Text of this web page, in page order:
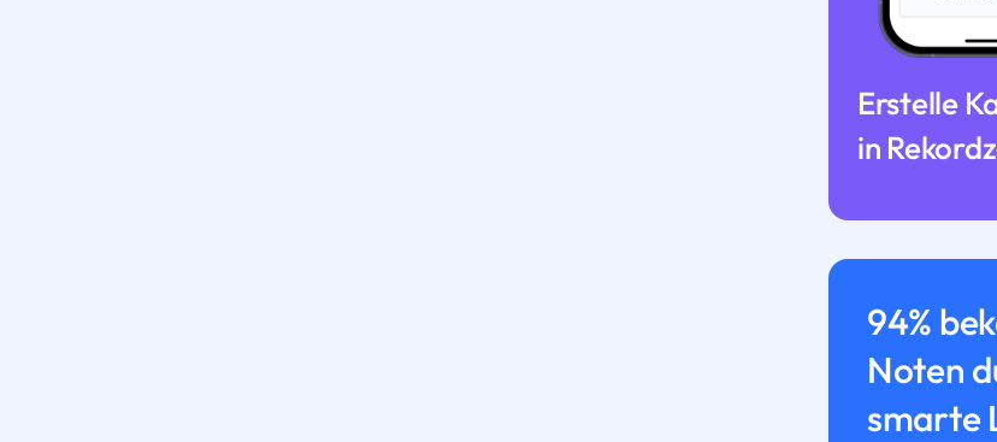
Erstelle
in
94%
Noten
smarte